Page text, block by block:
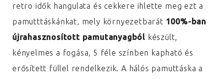
retro idők hangulata és cekkere ihlette meg ezt a
pamutttáskánkat, mely környezetbarát 100%-ban
újrahasznosított pamutanyagból készült,
kényelmes a fogása, 5 féle színben kapható és
erősített füllel rendelkezik. A hálós pamuttáska a